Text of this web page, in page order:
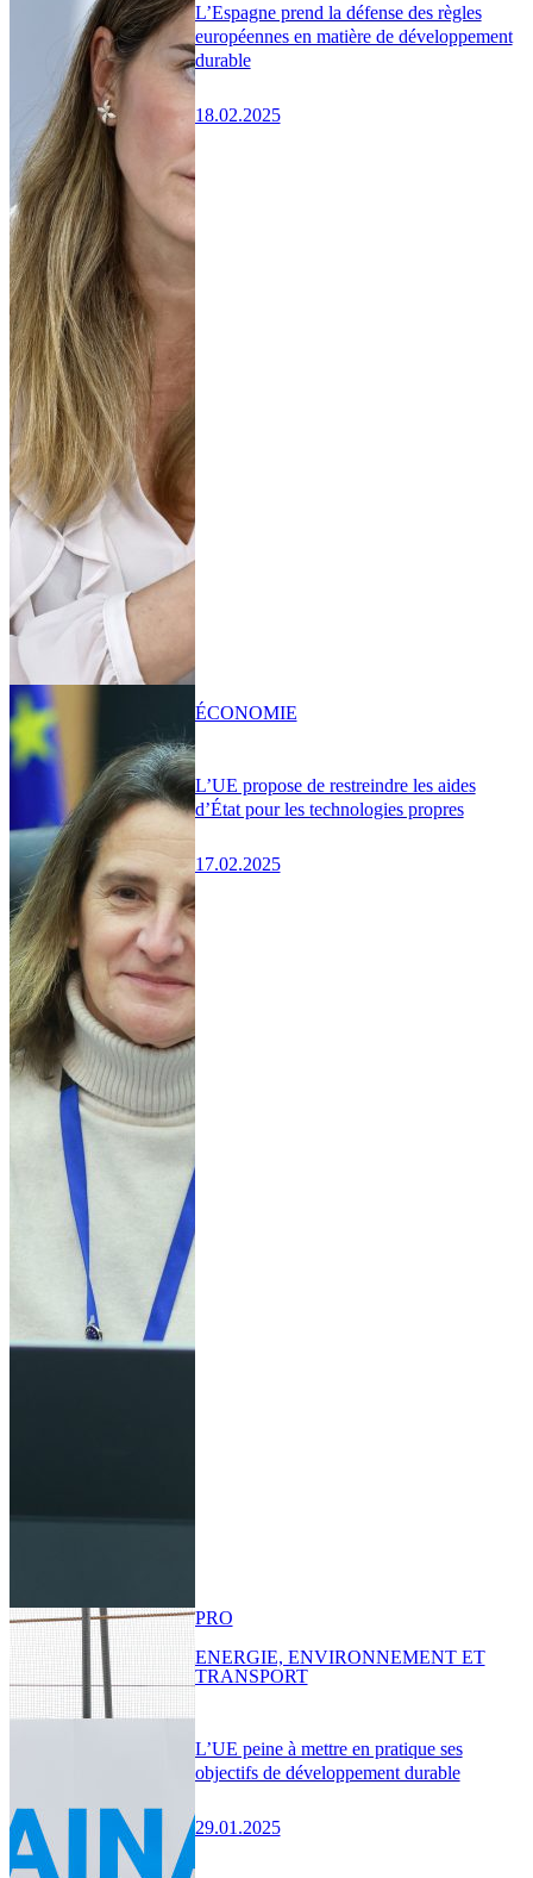
L’Espagne prend la défense des règles
européennes en matière de développement
durable
18.02.2025
L’UE propose de restreindre les aides
d’État pour les technologies propres
17.02.2025
ÉCONOMIE
L’UE peine à mettre en pratique ses
objectifs de développement durable
29.01.2025
PRO
ENERGIE, ENVIRONNEMENT ET
TRANSPORT